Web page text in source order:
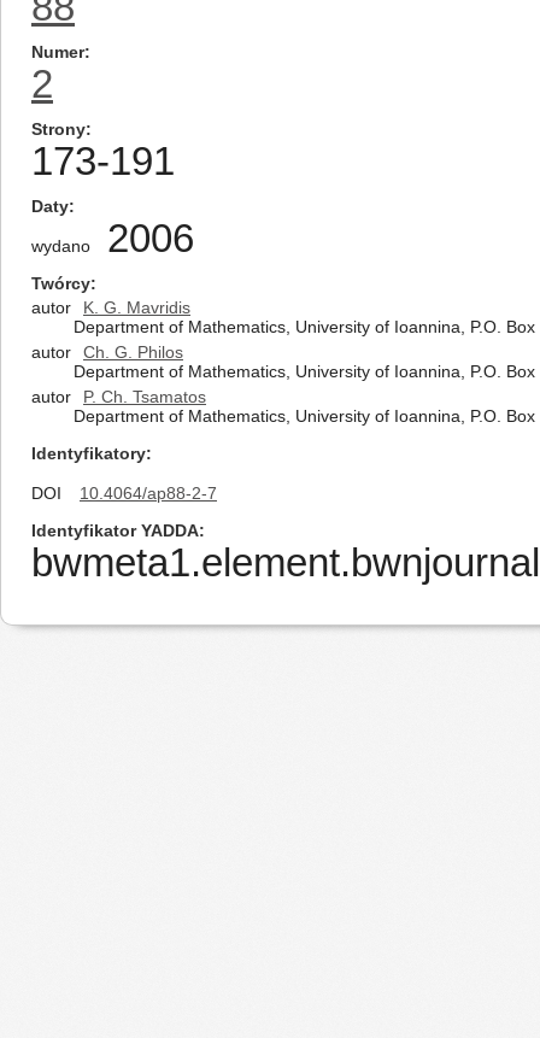
Numer
2
Strony
173-191
Daty
wydano 2006
Twórcy
autor
K. G. Mavridis
Department of Mathematics, University of Ioannina, P.O.
autor
Ch. G. Philos
Department of Mathematics, University of Ioannina, P.O.
autor
P. Ch. Tsamatos
Department of Mathematics, University of Ioannina, P.O.
Identyfikatory
DOI
10.4064/ap88-2-7
Identyfikator YADDA